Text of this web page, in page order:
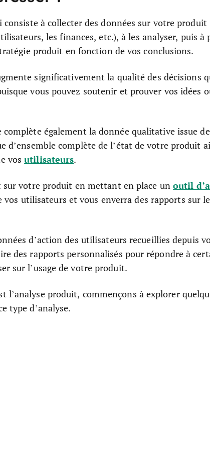
consiste à collecter des données sur votre produit
les finances, etc.), à les analyser, puis à
produit en fonction de vos conclusions.
significativement la qualité des décisions
vous pouvez soutenir et prouver vos idées
également la donnée qualitative issue
complète de l’état de votre produit
vosutilisateurs.
sur votre produit en mettant en place un outil
utilisateurs et vous enverra des rapports sur
d’action des utilisateurs recueillies depuis
des rapports personnalisés pour répondre à
sur l’usage de votre produit.
l’analyse produit, commençons à explorer
type d’analyse.